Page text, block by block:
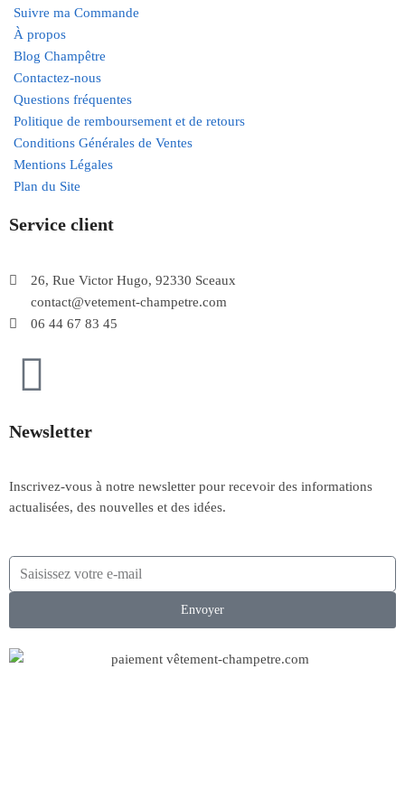
Suivre ma Commande
À propos
Blog Champêtre
Contactez-nous
Questions fréquentes
Politique de remboursement et de retours
Conditions Générales de Ventes
Mentions Légales
Plan du Site
Service client
26, Rue Victor Hugo, 92330 Sceaux
contact@vetement-champetre.com
06 44 67 83 45
Newsletter
Inscrivez-vous à notre newsletter pour recevoir des informations
actualisées, des nouvelles et des idées.
Envoyer